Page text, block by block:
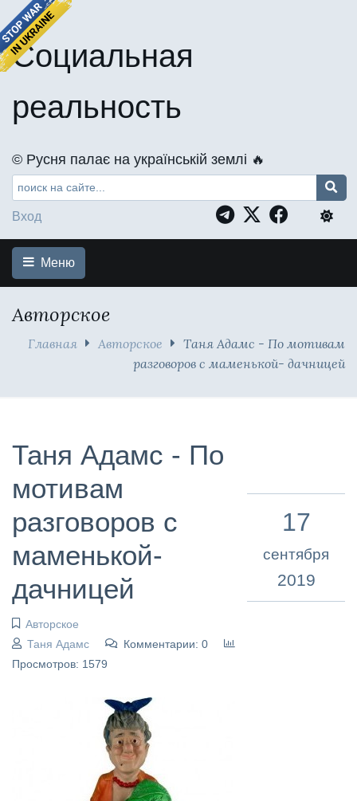
Социальная
реальность
©️ Русня палає на українській землі 🔥
Вход
Меню
Авторское
Главная Авторское
Таня Адамс - По мотивам
разговоров с маменькой- дачницей
Таня Адамс - По
мотивам
разговоров с
маменькой-
дачницей
Авторское
Таня Адамс
Комментарии: 0
Просмотров: 1579
17
сентября
2019